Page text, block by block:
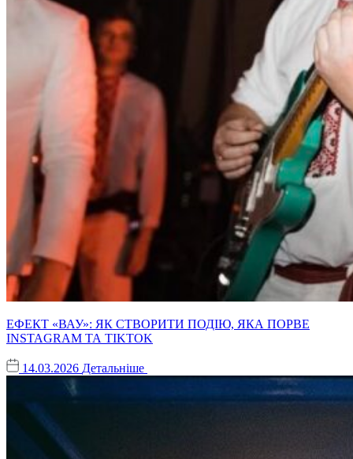
ЕФЕКТ «ВАУ»: ЯК СТВОРИТИ ПОДІЮ, ЯКА ПОРВЕ
INSTAGRAM ТА TIKTOK
14.03.2026 Детальніше